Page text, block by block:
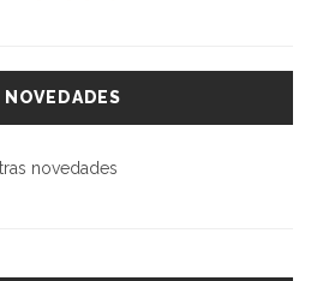
NOVEDADES